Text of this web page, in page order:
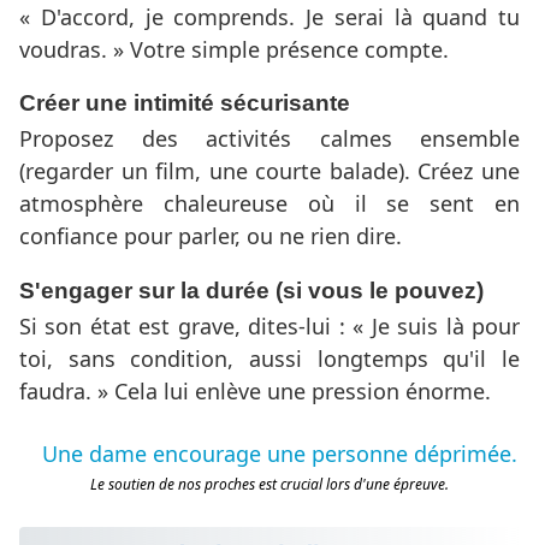
« D'accord, je comprends. Je serai là quand tu
voudras. » Votre simple présence compte.
Créer une intimité sécurisante
Proposez des activités calmes ensemble
(regarder un film, une courte balade). Créez une
atmosphère chaleureuse où il se sent en
confiance pour parler, ou ne rien dire.
S'engager sur la durée (si vous le pouvez)
Si son état est grave, dites-lui : « Je suis là pour
toi, sans condition, aussi longtemps qu'il le
faudra. » Cela lui enlève une pression énorme.
Le soutien de nos proches est crucial lors d'une épreuve.